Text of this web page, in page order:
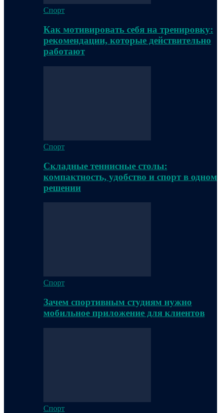
Спорт
Как мотивировать себя на тренировку:
рекомендации, которые действительно
работают
Спорт
Складные теннисные столы:
компактность, удобство и спорт в одном
решении
Спорт
Зачем спортивным студиям нужно
мобильное приложение для клиентов
Спорт